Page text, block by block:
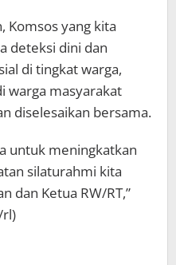
Komsos yang kita
deteksi dini dan
di tingkat warga,
warga masyarakat
diselesaikan bersama.
untuk meningkatkan
silaturahmi kita
dan Ketua RW/RT,”
rl)